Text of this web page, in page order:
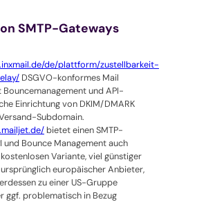
SMTP-Gateways
de/plattform/zustellbarkeit-
DSGVO-konformes Mail
und API-
Einrichtung von DKIM/DMARK
Subdomain.
bietet einen SMTP-
und Bounce Management auch
Variante, viel günstiger
ursprünglich europäischer Anbieter,
zu einer US-Gruppe
ggf. problematisch in Bezug